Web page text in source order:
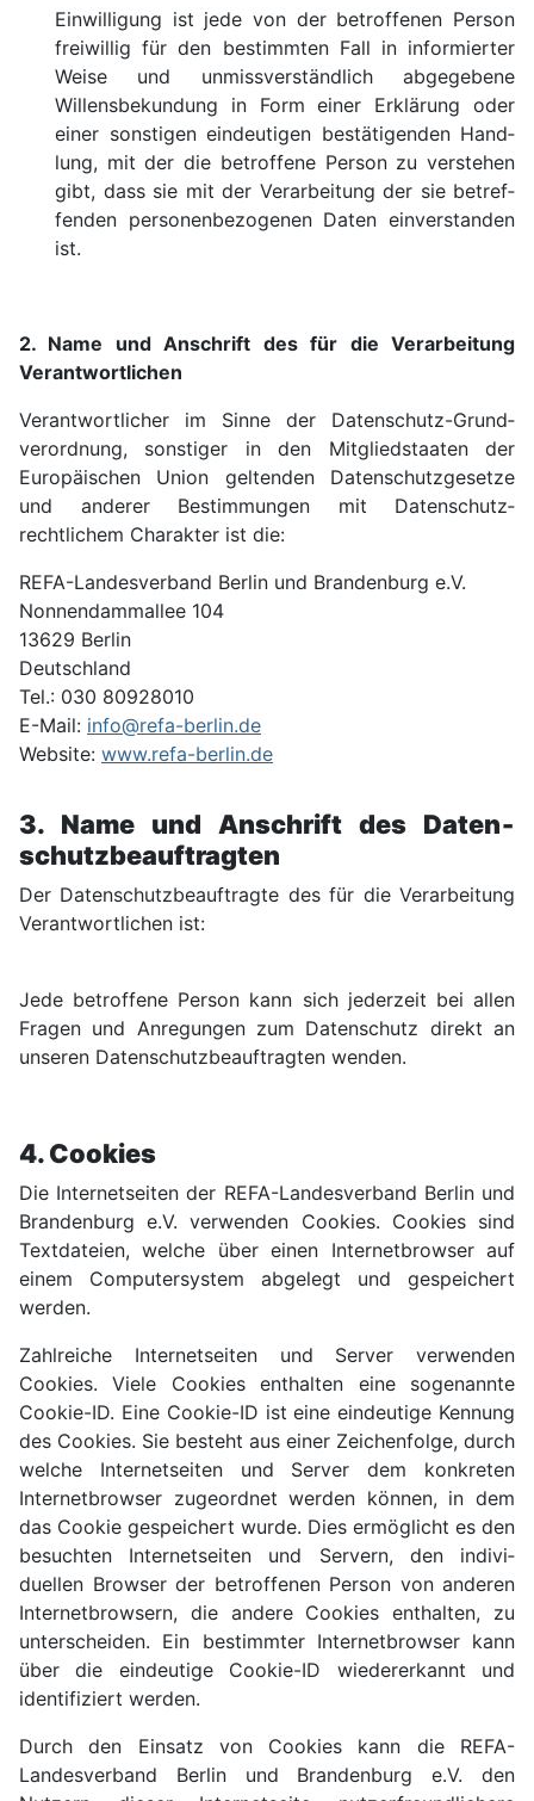
Ein­willi­gung ist jede von der betroffenen Person
freiwillig für den bestimmten Fall in infor­mierter
Weise und un­miss­verständ­lich abgegebene
Willens­bekundung in Form einer Erklä­rung oder
einer sonstigen eindeu­tigen bestäti­genden Hand­
lung, mit der die betroffene Person zu ver­stehen
gibt, dass sie mit der Verarbei­tung der sie betref­
fenden personen­bezogenen Daten ein­ver­stan­den
ist.
2. Name und Anschrift des für die Ver­arbei­tung
Verantwortlichen
Verant­wortlicher im Sinne der Daten­schutz-Grund­
verord­nung, sonstiger in den Mitglied­staaten der
Europä­ischen Union geltenden Daten­schutz­gesetze
und anderer Bestimmun­gen mit Daten­schutz­
rechtlichem Charakter ist die:
REFA-Landes­verband Berlin und Branden­burg e.V.
Nonnendammallee 104
13629 Berlin
Deutschland
Tel.: 030 80928010
E-Mail: info@refa-berlin.de
Website: www.refa-berlin.de
3. Name und Anschrift des Daten­
schutz­beauf­tragten
Der Daten­schutz­beauf­tragte des für die Verarbei­tung
Verant­wortlichen ist:
Jede betroffene Person kann sich jederzeit bei allen
Fragen und Anregungen zum Daten­schutz direkt an
unseren Daten­schutz­beauf­tragten wenden.
4. Cookies
Die Internet­seiten der REFA-Landes­verband Berlin und
Branden­burg e.V. verwenden Cookies. Cookies sind
Text­dateien, welche über einen Internet­browser auf
einem Computer­system abgelegt und gespeichert
werden.
Zahlreiche Internet­seiten und Server verwenden
Cookies. Viele Cookies enthalten eine sogenannte
Cookie-ID. Eine Cookie-ID ist eine eindeutige Kennung
des Cookies. Sie besteht aus einer Zeichen­folge, durch
welche Internet­seiten und Server dem konkreten
Internet­browser zugeordnet werden können, in dem
das Cookie gespeichert wurde. Dies ermöglicht es den
besuchten Internet­seiten und Servern, den indivi­
duellen Browser der betroffenen Person von anderen
Internet­browsern, die andere Cookies enthalten, zu
unter­scheiden. Ein bestimmter Internet­browser kann
über die eindeu­tige Cookie-ID wieder­erkannt und
identi­fiziert werden.
Durch den Einsatz von Cookies kann die REFA-
Landes­verband Berlin und Branden­burg e.V. den